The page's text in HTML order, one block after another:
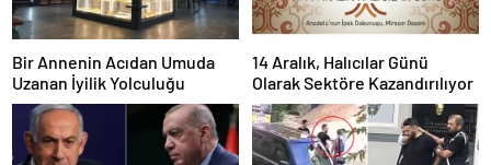
Bir Annenin Acıdan Umuda
Uzanan İyilik Yolculuğu
14 Aralık, Halıcılar Günü
Olarak Sektöre Kazandırılıyor